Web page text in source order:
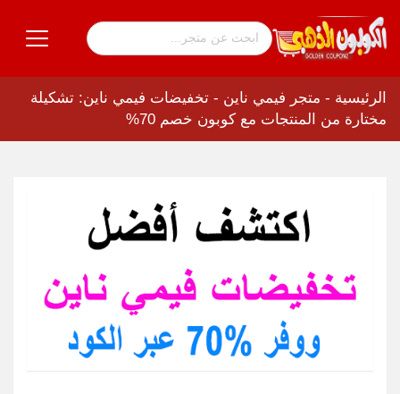
الرئيسية - متجر فيمي ناين - تخفيضات فيمي ناين: تشكيلة
مختارة من المنتجات مع كوبون خصم 70%